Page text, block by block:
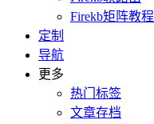
Firekb矩阵教程
定制
导航
更多
热门标签
文章存档